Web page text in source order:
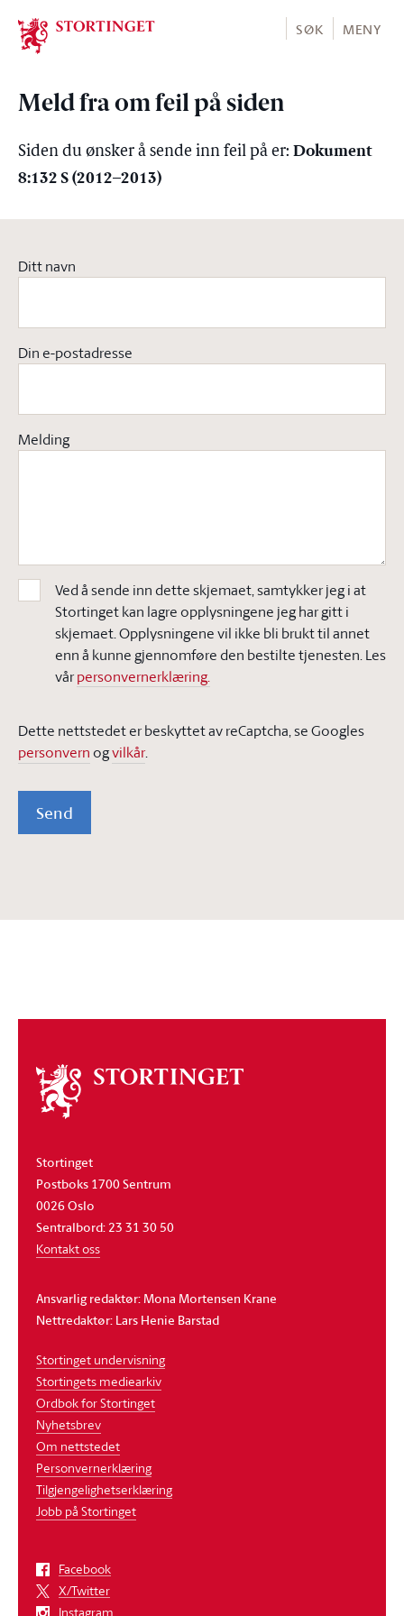
Stortinget.no
SØK MENY
Meld fra om feil på siden
Siden du ønsker å sende inn feil på er: Dokument
8:132 S (2012–2013)
Ditt navn
Din e-postadresse
Melding
Ved å sende inn dette skjemaet, samtykker jeg i at
Stortinget kan lagre opplysningene jeg har gitt i
skjemaet. Opplysningene vil ikke bli brukt til annet
enn å kunne gjennomføre den bestilte tjenesten. Les
vårpersonvernerklæring.
Dette nettstedet er beskyttet av reCaptcha, se Googles
personvern ogvilkår.
Send
Om
stortinget
Stortinget
Postboks 1700 Sentrum
0026 Oslo
Sentralbord: 23 31 30 50
Kontakt oss
Ansvarlig redaktør: Mona Mortensen Krane
Nettredaktør: Lars Henie Barstad
Stortinget undervisning
Stortingets mediearkiv
Ordbok for Stortinget
Nyhetsbrev
Om nettstedet
Personvernerklæring
Tilgjengelighetserklæring
Jobb på Stortinget
Facebook
X/Twitter
Instagram